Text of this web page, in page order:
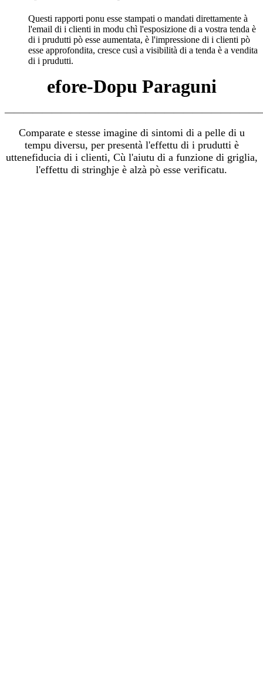
Questi rapporti ponu esse stampati o mandati direttamente à
l'email di i clienti in modu chì l'esposizione di a vostra tenda è
di i prudutti pò esse aumentata, è l'impressione di i clienti pò
esse approfondita, cresce cusì a visibilità di a tenda è a vendita
di i prudutti.
efore-Dopu Paraguni
Comparate e stesse imagine di sintomi di a pelle di u
tempu diversu, per presentà l'effettu di i prudutti è
uttenefiducia di i clienti, Cù l'aiutu di a funzione di griglia,
l'effettu di stringhje è alzà pò esse verificatu.